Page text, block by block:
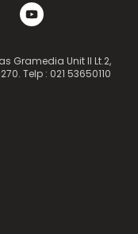
Gramedia Unit II Lt.2,
Telp : 021 53650110